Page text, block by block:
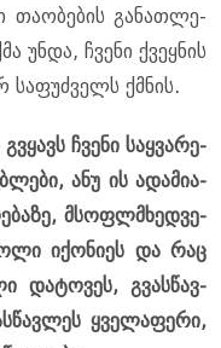
თა­ო­ბე­ბის გა­ნათ­ლე­
უნდა, ჩვე­ნი ქვეყ­ნის
სა­ფუძ­ველს ქმნის.
ჩვე­ნი საყ­ვა­რე­
ანუ ის ადა­მი­ა­
მსოფ­ლმხედ­ვე­
იქო­ნი­ეს და რაც
და­ტო­ვეს, გვას­წავ­
ყვე­ლა­ფე­რი,